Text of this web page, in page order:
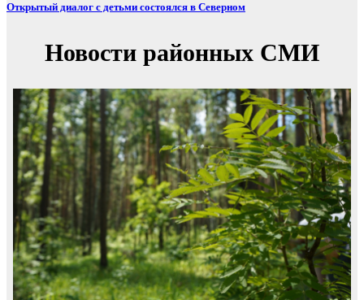
Открытый диалог с детьми состоялся в Северном